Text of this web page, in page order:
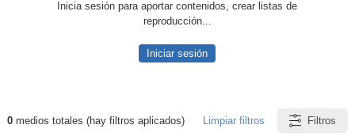
Inicia sesión para aportar contenidos, crear listas de
reproducción...
Iniciar sesión
Resultados de: fruto
0medios totales (hay filtros aplicados) Limpiar filtros Filtros